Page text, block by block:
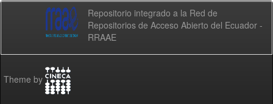
Repositorio integrado a la Red de
Repositorios de Acceso Abierto del Ecuador -
RRAAE
Theme by